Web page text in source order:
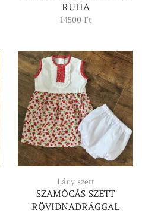
RUHA
14500 Ft
Lány szett
SZAMÓCÁS SZETT
RÖVIDNADRÁGGAL